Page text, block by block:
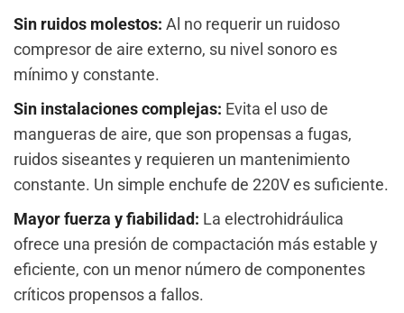
Sin ruidos molestos: Al no requerir un ruidoso
compresor de aire externo, su nivel sonoro es
mínimo y constante.
Sin instalaciones complejas: Evita el uso de
mangueras de aire, que son propensas a fugas,
ruidos siseantes y requieren un mantenimiento
constante. Un simple enchufe de 220V es suficiente.
Mayor fuerza y fiabilidad: La electrohidráulica
ofrece una presión de compactación más estable y
eficiente, con un menor número de componentes
críticos propensos a fallos.